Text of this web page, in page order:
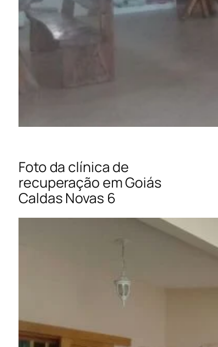
Foto da clínica de
recuperação em Goiás
Caldas Novas 6